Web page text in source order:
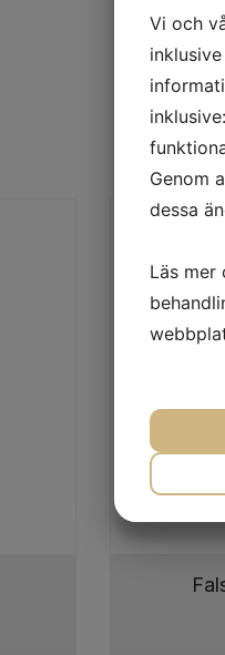
Vi och
Genom
dessa
Läs mer